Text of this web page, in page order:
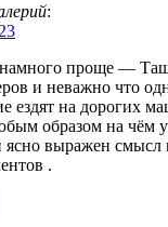
:
проще —
и неважно что
ездят на дорогих
образом на чём
ясно выражен смысл
.